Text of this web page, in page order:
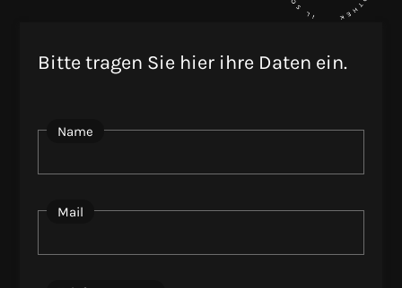
Bitte tragen Sie hier ihre Daten ein.
Name
Mail